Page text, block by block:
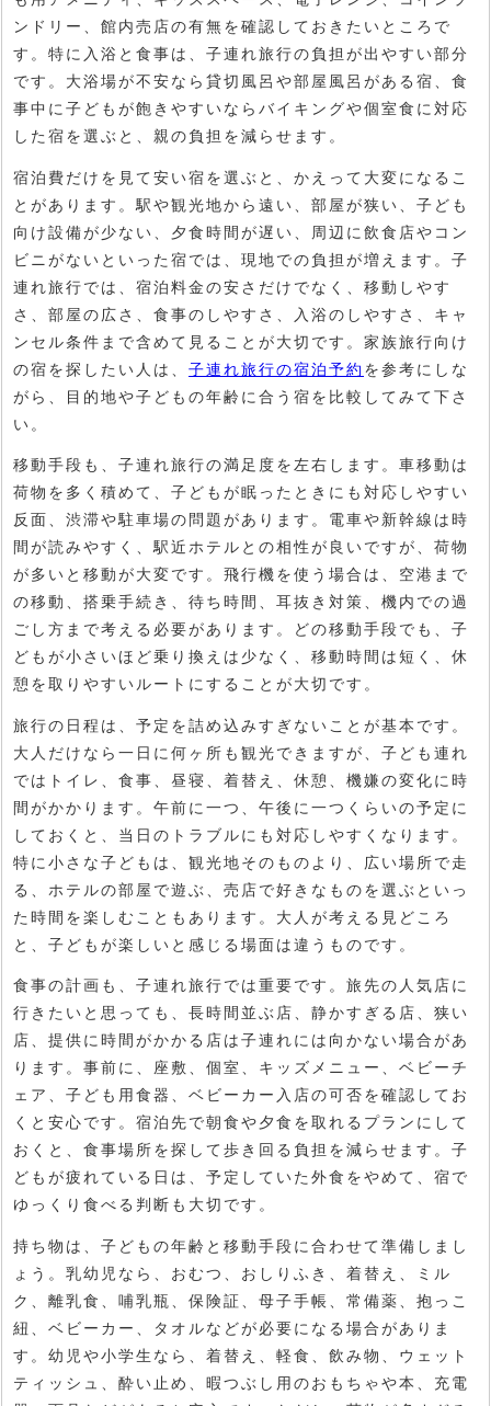
ンドリー、館内売店の有無を確認しておきたいところで
す。特に入浴と食事は、子連れ旅行の負担が出やすい部分
です。大浴場が不安なら貸切風呂や部屋風呂がある宿、食
事中に子どもが飽きやすいならバイキングや個室食に対応
した宿を選ぶと、親の負担を減らせます。
宿泊費だけを見て安い宿を選ぶと、かえって大変になるこ
とがあります。駅や観光地から遠い、部屋が狭い、子ども
向け設備が少ない、夕食時間が遅い、周辺に飲食店やコン
ビニがないといった宿では、現地での負担が増えます。子
連れ旅行では、宿泊料金の安さだけでなく、移動しやす
さ、部屋の広さ、食事のしやすさ、入浴のしやすさ、キャ
ンセル条件まで含めて見ることが大切です。家族旅行向け
の宿を探したい人は、 子連れ旅行の宿泊予約 を参考にしな
がら、目的地や子どもの年齢に合う宿を比較してみて下さ
い。
移動手段も、子連れ旅行の満足度を左右します。車移動は
荷物を多く積めて、子どもが眠ったときにも対応しやすい
反面、渋滞や駐車場の問題があります。電車や新幹線は時
間が読みやすく、駅近ホテルとの相性が良いですが、荷物
が多いと移動が大変です。飛行機を使う場合は、空港まで
の移動、搭乗手続き、待ち時間、耳抜き対策、機内での過
ごし方まで考える必要があります。どの移動手段でも、子
どもが小さいほど乗り換えは少なく、移動時間は短く、休
憩を取りやすいルートにすることが大切です。
旅行の日程は、予定を詰め込みすぎないことが基本です。
大人だけなら一日に何ヶ所も観光できますが、子ども連れ
ではトイレ、食事、昼寝、着替え、休憩、機嫌の変化に時
間がかかります。午前に一つ、午後に一つくらいの予定に
しておくと、当日のトラブルにも対応しやすくなります。
特に小さな子どもは、観光地そのものより、広い場所で走
る、ホテルの部屋で遊ぶ、売店で好きなものを選ぶといっ
た時間を楽しむこともあります。大人が考える見どころ
と、子どもが楽しいと感じる場面は違うものです。
食事の計画も、子連れ旅行では重要です。旅先の人気店に
行きたいと思っても、長時間並ぶ店、静かすぎる店、狭い
店、提供に時間がかかる店は子連れには向かない場合があ
ります。事前に、座敷、個室、キッズメニュー、ベビーチ
ェア、子ども用食器、ベビーカー入店の可否を確認してお
くと安心です。宿泊先で朝食や夕食を取れるプランにして
おくと、食事場所を探して歩き回る負担を減らせます。子
どもが疲れている日は、予定していた外食をやめて、宿で
ゆっくり食べる判断も大切です。
持ち物は、子どもの年齢と移動手段に合わせて準備しまし
ょう。乳幼児なら、おむつ、おしりふき、着替え、ミル
ク、離乳食、哺乳瓶、保険証、母子手帳、常備薬、抱っこ
紐、ベビーカー、タオルなどが必要になる場合がありま
す。幼児や小学生なら、着替え、軽食、飲み物、ウェット
ティッシュ、酔い止め、暇つぶし用のおもちゃや本、充電